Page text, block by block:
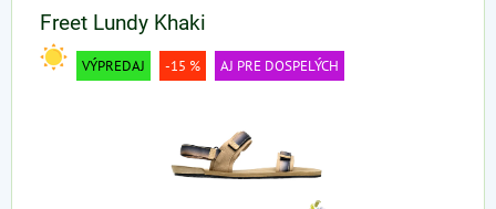
Freet Lundy Khaki
VÝPREDAJ -15 % AJ PRE DOSPELÝCH